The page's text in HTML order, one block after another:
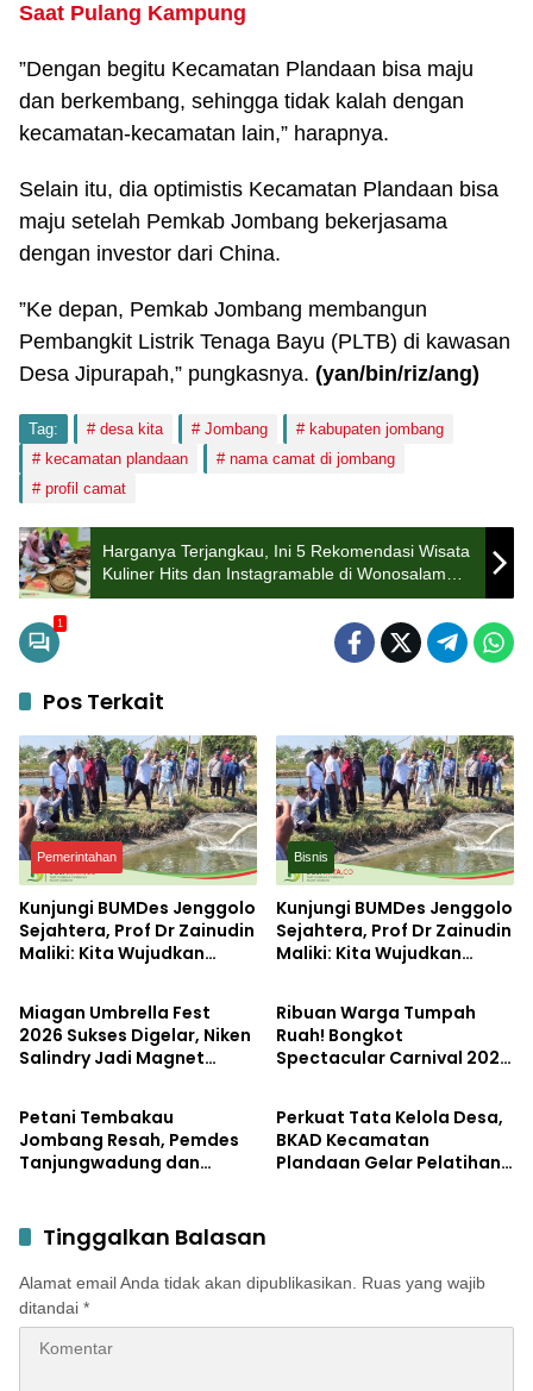
Saat Pulang Kampung
”Dengan begitu Kecamatan Plandaan bisa maju
dan berkembang, sehingga tidak kalah dengan
kecamatan-kecamatan lain,” harapnya.
Selain itu, dia optimistis Kecamatan Plandaan bisa
maju setelah Pemkab Jombang bekerjasama
dengan investor dari China.
”Ke depan, Pemkab Jombang membangun
Pembangkit Listrik Tenaga Bayu (PLTB) di kawasan
Desa Jipurapah,” pungkasnya. (yan/bin/riz/ang)
Tag: desa kita Jombang
kabupaten jombang
kecamatan plandaan
nama camat di jombang
profil camat
Harganya Terjangkau, Ini 5 Rekomendasi Wisata
Kuliner Hits dan Instagramable di Wonosalam
Jombang
1
Pos Terkait
Pemerintahan
Kunjungi BUMDes Jenggolo
Sejahtera, Prof Dr Zainudin
Maliki: Kita Wujudkan
Bisnis
Kunjungi BUMDes Jenggolo
Sejahtera, Prof Dr Zainudin
Maliki: Kita Wujudkan
Pemerintahan
Miagan Umbrella Fest
2026 Sukses Digelar, Niken
Salindry Jadi Magnet
Pemerintahan
Ribuan Warga Tumpah
Ruah! Bongkot
Spectacular Carnival 2026
Pemerintahan
Petani Tembakau
Jombang Resah, Pemdes
Tanjungwadung dan
Pemerintahan
Perkuat Tata Kelola Desa,
BKAD Kecamatan
Plandaan Gelar Pelatihan
Tinggalkan Balasan
Alamat email Anda tidak akan dipublikasikan.
Ruas yang wajib
ditandai *